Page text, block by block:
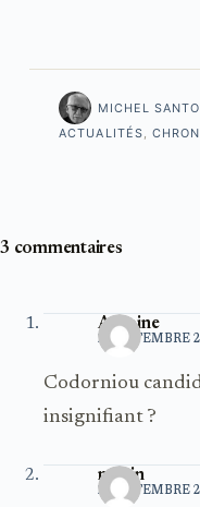
MICHEL SANTO
ACTUALITÉS ,
3 commentaires
Antoine
2 SEPTEMBRE
Codorniou
insignifiant ?
morin
2 SEPTEMBRE